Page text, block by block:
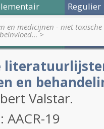
Regulier
en medicijnen - niet
>
en
Valstar.
19